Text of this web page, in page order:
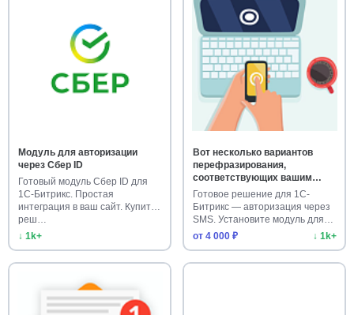
Модуль для авторизации
через Сбер ID
Готовый модуль Сбер ID для
1С-Битрикс. Простая
интеграция в ваш сайт. Купите
реш…
↓ 1k+
Вот несколько вариантов
перефразирования,
соответствующих вашим
требованиям: Вход по SMS-
коду Авторизация по SMS
SMS-аутентификация для
Готовое решение для 1С-
Битрикс — авторизация через
SMS. Установите модуль для
бе…
от 4 000 ₽ ↓ 1k+